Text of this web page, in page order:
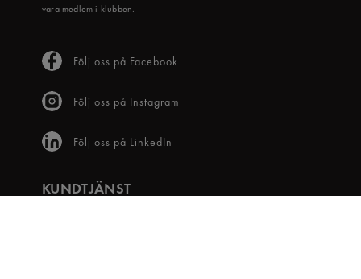
vara medlem i klubben.
Följ oss på Facebook
Följ oss på Instagram
Följ oss på LinkedIn
KUNDTJÄNST